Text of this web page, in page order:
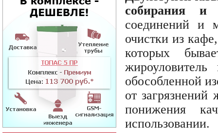
собирания и
соединений и
очистки из
которых
обособленной
от
понижения
использовании.